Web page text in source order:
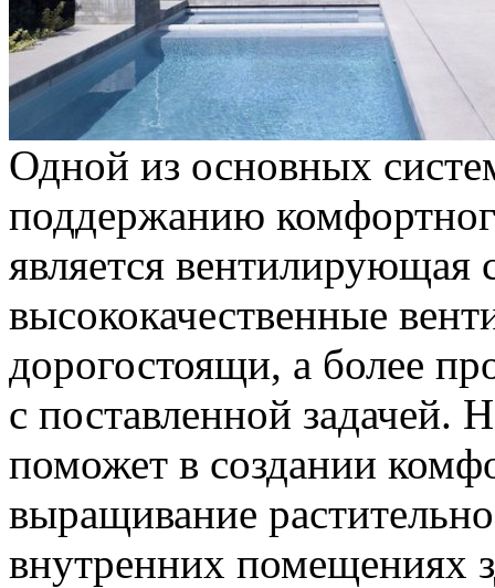
Одной из основных
поддержанию
является вентилирующая
высококачественные
дорогостоящи, а более
с поставленной задачей.
поможет в создании
выращивание
внутренних помещениях